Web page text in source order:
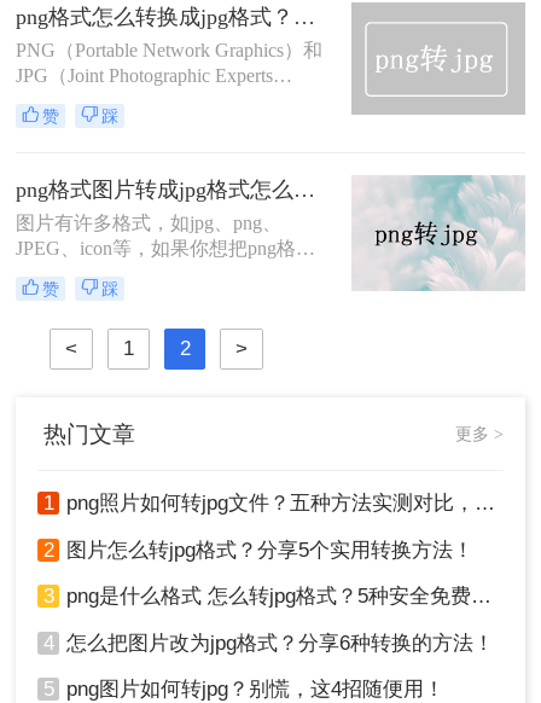
您介绍让他种简单而有效的方法，帮
助您将png格式变成jpg格式。
png格式怎么转换成jpg格式？这两个方法需要了解！
PNG（Portable Network Graphics）和
JPG（Joint Photographic Experts
Group）是两种常用的图片格式，它
们各有特点。PNG格式适用于需要透
适用于照片和有连续色调的图片。如
果你有一张PNG图片，并希望将其转
换为JPG格式，那么png格式怎么转换
成jpg格式呢？以下是二种简单的方
法。
赞 踩
png格式图片转成jpg格式怎么转？转换方法有三种！
图片有许多格式，如jpg、png、
JPEG、icon等，如果你想把png格式
图片转成jpg格式，很多人都会用ps来
做，如果没有安装，那就用ps了。图
片格式转换其实也可以在线转换，下
面我就为你介绍png格式图片转成jpg
格式怎么转方法。一起来看看吧。
赞 踩
< 1 2 >
热门文章 更多 >
1 png照片如何转jpg文件？五种方法实测对比，附各场景最优选!！
2 图片怎么转jpg格式？分享5个实用转换方法！
3 png是什么格式 怎么转jpg格式？5种安全免费转换方法全解析！
4 怎么把图片改为jpg格式？分享6种转换的方法！
5 png图片如何转jpg？别慌，这4招随便用！